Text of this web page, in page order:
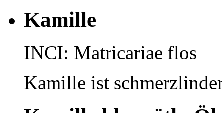
Kamille
INCI: Matricariae flos
Kamille ist